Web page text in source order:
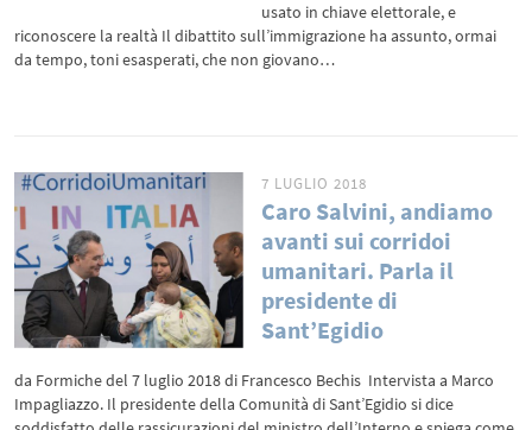
usato in chiave elettorale, e
riconoscere la realtà Il dibattito sull’immigrazione ha assunto, ormai
da tempo, toni esasperati, che non giovano…
7 LUGLIO 2018
Caro Salvini, andiamo
avanti sui corridoi
umanitari. Parla il
presidente di
Sant’Egidio
da Formiche del 7 luglio 2018 di Francesco Bechis Intervista a Marco
Impagliazzo. Il presidente della Comunità di Sant’Egidio si dice